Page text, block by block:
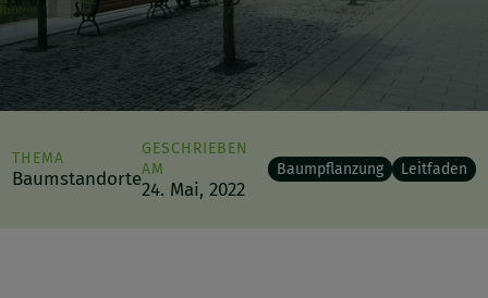
THEMA
Baumstandorte
GESCHRIEBEN
AM
24. Mai, 2022
Baumpflanzung Leitfaden